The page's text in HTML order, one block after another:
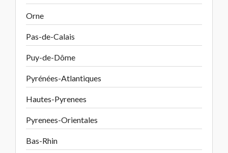
Orne
Pas-de-Calais
Puy-de-Dôme
Pyrénées-Atlantiques
Hautes-Pyrenees
Pyrenees-Orientales
Bas-Rhin